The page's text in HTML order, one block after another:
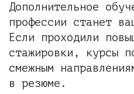
Дополнительное
профессии станет
Если проходили
стажировки, курсы
смежным
в резюме.